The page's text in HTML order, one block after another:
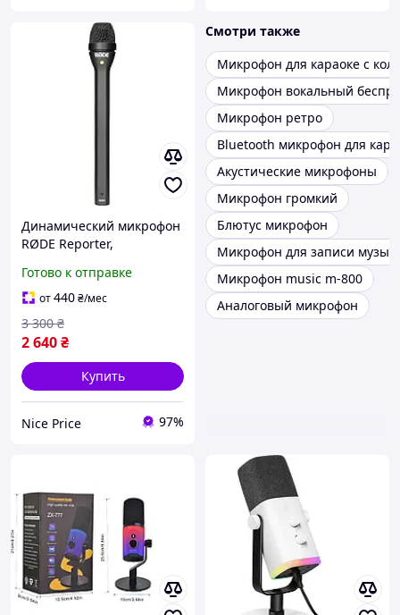
Динамический микрофон
RØDE Reporter,
для интервью и
репортажей, черный
ТОВАР Б/У
Готово к отправке
от440₴/мес
2 640₴
3 300 ₴
Купить
Nice Price 97%
Смотри также
Микрофон для караоке с
Микрофон вокальный
Микрофон ретро
Bluetooth микрофон для
Акустические микрофоны
Микрофон громкий
Блютус микрофон
Микрофон для записи
Микрофон music m-800
Аналоговый микрофон